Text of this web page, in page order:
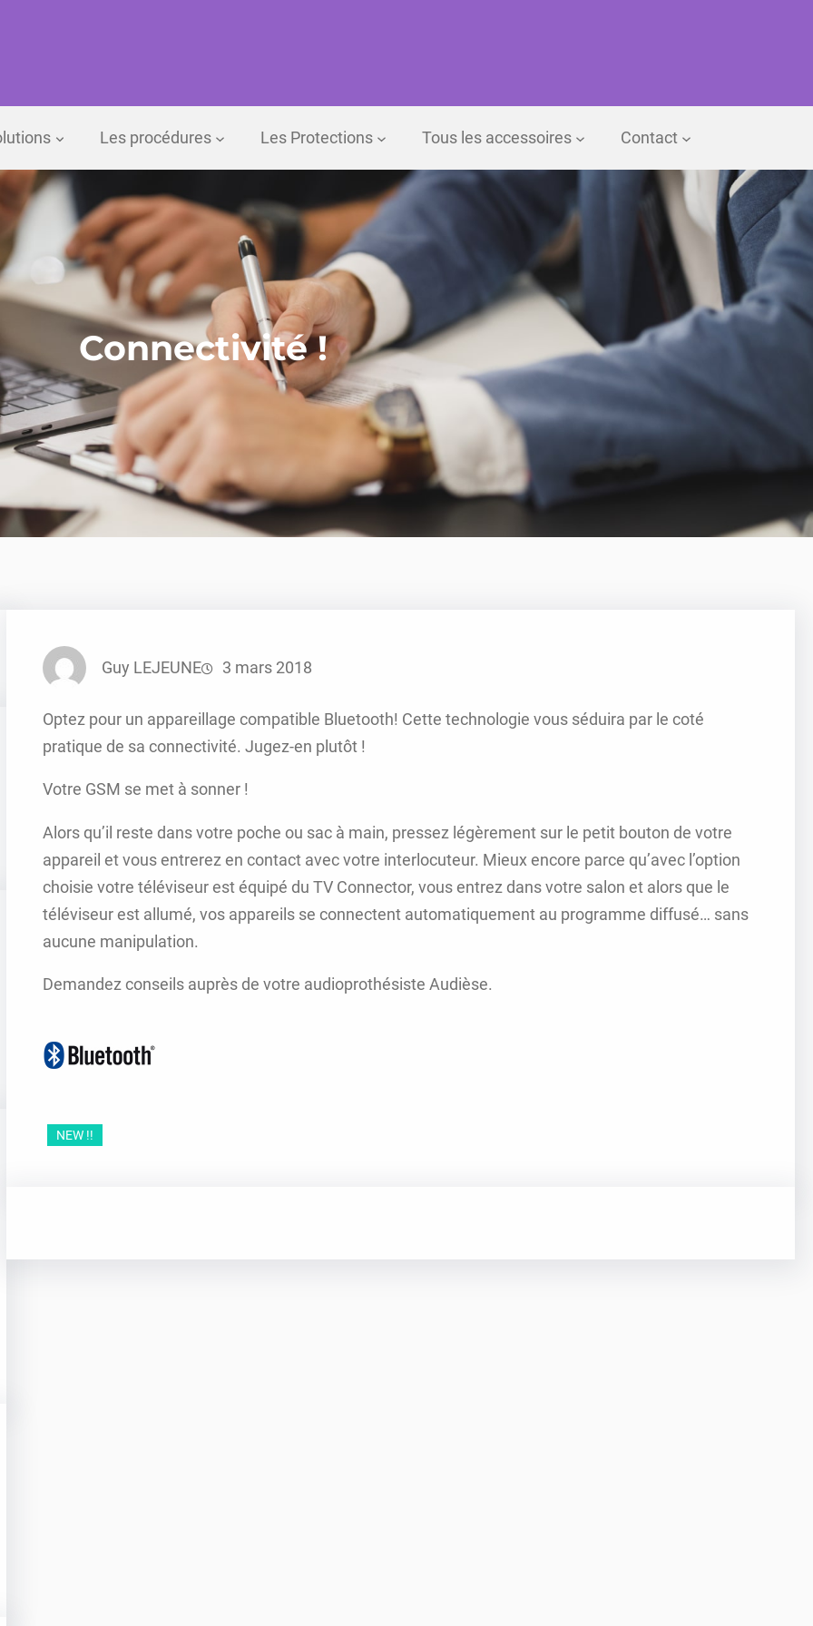
Les procédures Les Protections Tous les accessoires Contact
Connectivité !
Guy LEJEUNE 3 mars 2018
Optez pour un appareillage compatible Bluetooth! Cette technologie vous séduira par le coté
pratique de sa connectivité. Jugez-en plutôt !
Votre GSM se met à sonner !
Alors qu’il reste dans votre poche ou sac à main, pressez légèrement sur le petit bouton de votre
appareil et vous entrerez en contact avec votre interlocuteur. Mieux encore parce qu’avec l’option
choisie votre téléviseur est équipé du TV Connector, vous entrez dans votre salon et alors que le
téléviseur est allumé, vos appareils se connectent automatiquement au programme diffusé… sans
aucune manipulation.
Demandez conseils auprès de votre audioprothésiste Audièse.
NEW !!